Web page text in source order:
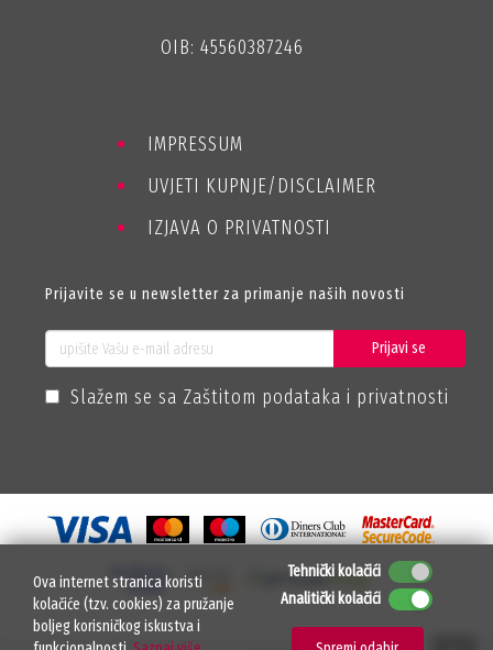
OIB: 45560387246
IMPRESSUM
UVJETI KUPNJE/DISCLAIMER
IZJAVA O PRIVATNOSTI
Prijavite se u newsletter za primanje naših novosti
Prijavi se
Slažem se sa Zaštitom podataka i privatnosti
Ova internet stranica koristi
kolačiće (tzv. cookies) za pružanje
boljeg korisničkog iskustva i
Tehnički kolačići
Analitički kolačići